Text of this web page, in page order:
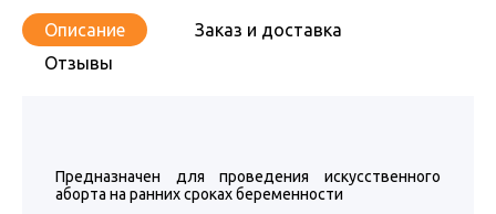
Описание
Заказ и доставка
Отзывы
Предназначен для проведения искусственного
аборта на ранних сроках беременности